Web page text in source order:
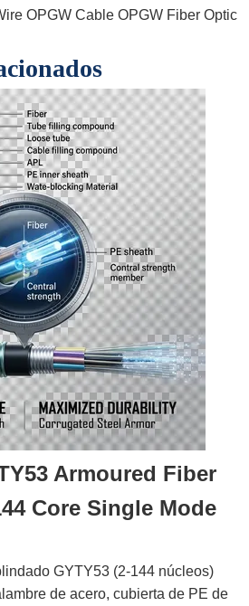
toma de tierra aéreo
de línea superior ACSR SWG,
Far East Cable,
OPGW Cable OPGW Fiber Optic
Armoured Fiber
Core Single Mode
GYTY53 (2-144 núcleos)
de acero, cubierta de PE de